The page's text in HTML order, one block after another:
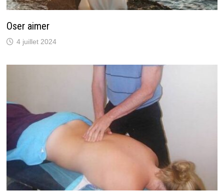
Oser aimer
4 juillet 2024